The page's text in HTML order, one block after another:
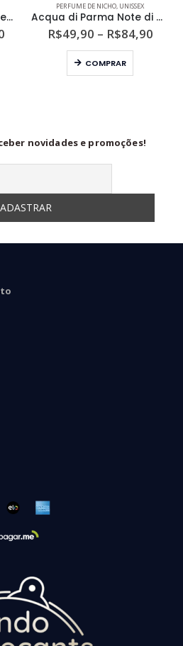
Perfume Louis Vuitton Fleur du Désert Unissex Eau de Parfum
Faixa
na página do produto
PERFUME DE NICHO, UNISSEX
Acqua di Parma Note di Colonia II Unissex Eau de Cologne
R$49,90 – R$84,90Faixa
COMPRAR
Este produto tem várias variantes. As opções podem ser escolhidas na página do produto
novidades e promoções!